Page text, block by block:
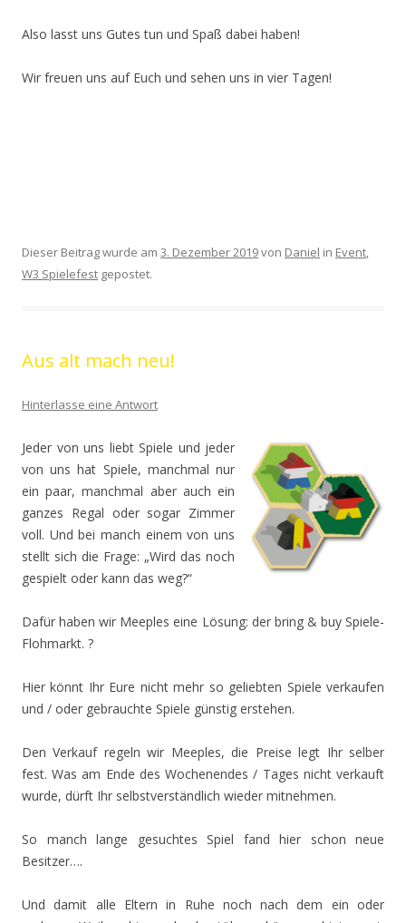
Also lasst uns Gutes tun und Spaß dabei haben!
Wir freuen uns auf Euch und sehen uns in vier Tagen!
Dieser Beitrag wurde am 3. Dezember 2019von Daniel in Event,
W3 Spielefest gepostet.
Aus alt mach neu!
Hinterlasse eine Antwort
Jeder von uns liebt Spiele und jeder
von uns hat Spiele, manchmal nur
ein paar, manchmal aber auch ein
ganzes Regal oder sogar Zimmer
voll. Und bei manch einem von uns
stellt sich die Frage: „Wird das noch
gespielt oder kann das weg?“
Dafür haben wir Meeples eine Lösung: der bring & buy Spiele-
Flohmarkt. ?
Hier könnt Ihr Eure nicht mehr so geliebten Spiele verkaufen
und / oder gebrauchte Spiele günstig erstehen.
Den Verkauf regeln wir Meeples, die Preise legt Ihr selber
fest. Was am Ende des Wochenendes / Tages nicht verkauft
wurde, dürft Ihr selbstverständlich wieder mitnehmen.
So manch lange gesuchtes Spiel fand hier schon neue
Besitzer….
Und damit alle Eltern in Ruhe noch nach dem ein oder